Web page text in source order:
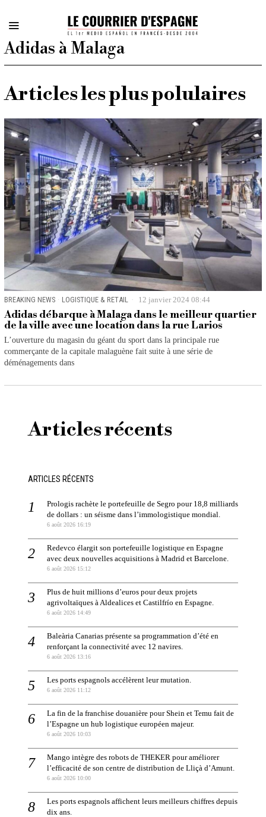
Adidas à Malaga
Articles les plus polulaires
BREAKING NEWS · LOGISTIQUE & RETAIL 12 janvier 2024 08:44
Adidas débarque à Malaga dans le meilleur quartier
de la ville avec une location dans la rue Larios
L’ouverture du magasin du géant du sport dans la principale rue
commerçante de la capitale malaguène fait suite à une série de
déménagements dans
Articles récents
ARTICLES RÉCENTS
Prologis rachète le portefeuille de Segro pour 18,8 milliards
de dollars : un séisme dans l’immologistique mondial.
6 août 2026 16:19
Redevco élargit son portefeuille logistique en Espagne
avec deux nouvelles acquisitions à Madrid et Barcelone.
6 août 2026 15:12
Plus de huit millions d’euros pour deux projets
agrivoltaïques à Aldealices et Castilfrío en Espagne.
6 août 2026 14:49
Baleària Canarias présente sa programmation d’été en
renforçant la connectivité avec 12 navires.
6 août 2026 13:16
Les ports espagnols accélèrent leur mutation.
6 août 2026 11:12
La fin de la franchise douanière pour Shein et Temu fait de
l’Espagne un hub logistique européen majeur.
6 août 2026 10:03
Mango intègre des robots de THEKER pour améliorer
l’efficacité de son centre de distribution de Lliçà d’Amunt.
6 août 2026 10:00
Les ports espagnols affichent leurs meilleurs chiffres depuis
dix ans.